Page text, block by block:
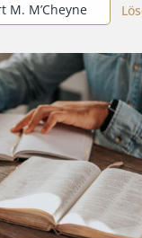
M. M’Cheyne